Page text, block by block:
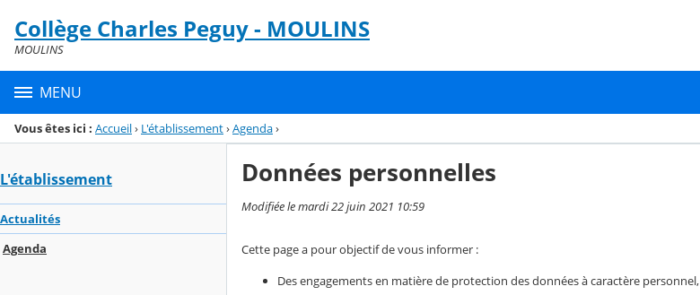
Menu de la rubrique
Contenu
Collège Charles Peguy - MOULINS
MOULINS
MENU
Vous êtes ici : Accueil› L'établissement›Agenda›
L'établissement
Actualités
Agenda
Données personnelles
Modifiée le mardi 22 juin 2021 10:59
Cette page a pour objectif de vous informer :
Des engagements en matière de protection des données à caractère personnel,